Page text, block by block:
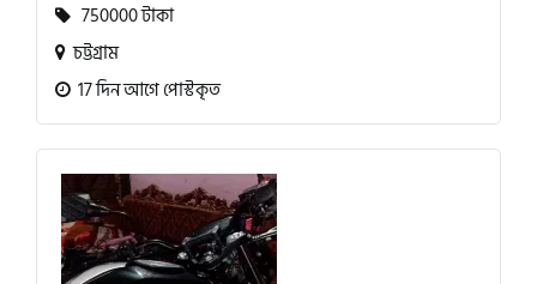
750000 টাকা
চট্টগ্রাম
17 দিন আগে পোস্টকৃত